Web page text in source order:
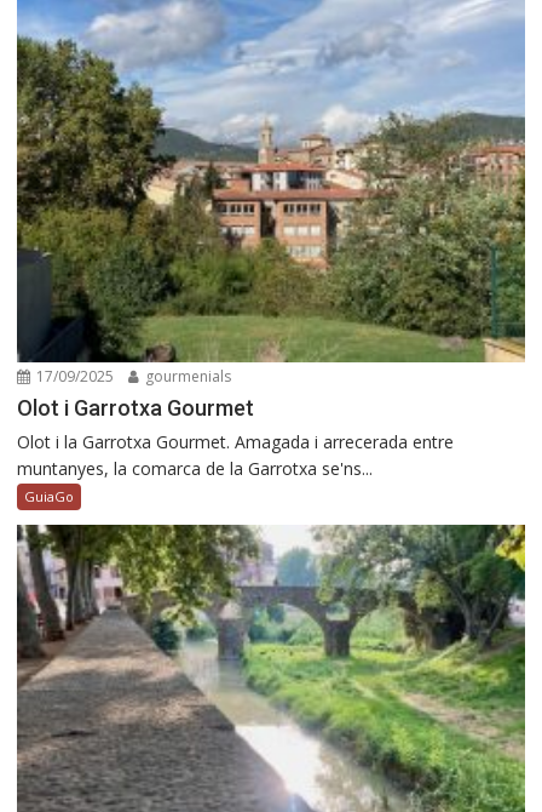
17/09/2025 gourmenials
Olot i Garrotxa Gourmet
Olot i la Garrotxa Gourmet. Amagada i arrecerada entre
muntanyes, la comarca de la Garrotxa se'ns...
GuiaGo